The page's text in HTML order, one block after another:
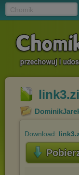
Download: